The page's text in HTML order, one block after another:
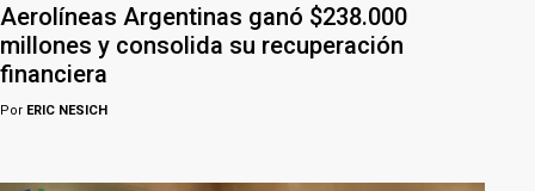
Aerolíneas Argentinas ganó $238.000
millones y consolida su recuperación
financiera
Por ERIC NESICH